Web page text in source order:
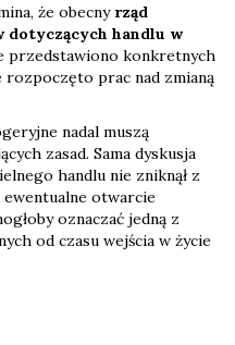
że obecny rząd
dotyczących handlu w
przedstawiono konkretnych
prac nad zmianą
nadal muszą
zasad. Sama dyskusja
handlu nie zniknął z
otwarcie
oznaczać jedną z
od czasu wejścia w życie